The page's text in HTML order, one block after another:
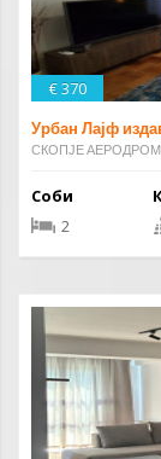
€ 370
Урбан Лајф
СКОПЈЕ АЕРОДРОМ
Соби
2